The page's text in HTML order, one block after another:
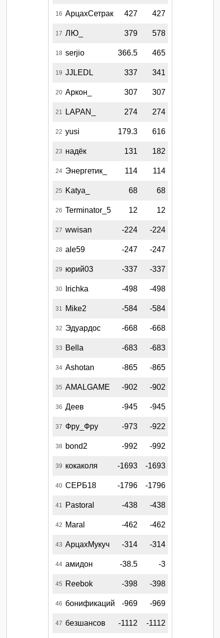
16 АрцахСетрак 427 427
17 ЛЮ_ 379 578
18 serjio 366.5 465
19 JJLEDL 337 341
20 Аркон_ 307 307
21 LAPAN_ 274 274
22 yusi 179.3 616
23 надёк 131 182
24 Энергетик_ 114 114
25 Katya_ 68 68
26 Terminator_5 12 12
27 wwisan -224 -224
28 ale59 -247 -247
29 юрий03 -337 -337
30 Irichka -498 -498
31 Mike2 -584 -584
32 Эдуардос -668 -668
33 Bella -683 -683
34 Ashotan -865 -865
35 AMALGAME -902 -902
36 Деев -945 -945
37 Фру_Фру -973 -922
38 bond2 -992 -992
39 кокаколя -1693 -1693
40 СЕРБ18 -1796 -1796
41 Pastoral -438 -438
42 Maral -462 -462
43 АрцахМукуч -314 -314
44 амидон -38.5 -3
45 Reebok -398 -398
46 бонификаций -969 -969
47 безшансов -1112 -1112